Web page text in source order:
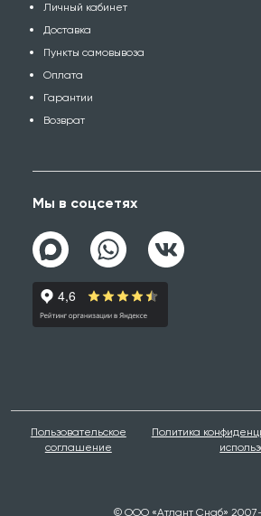
Личный кабинет
Доставка
Пункты самовывоза
Оплата
Гарантии
Возврат
Мы в соцсетях
© ООО «Атлант Снаб»
Пользовательское
соглашение
Политика